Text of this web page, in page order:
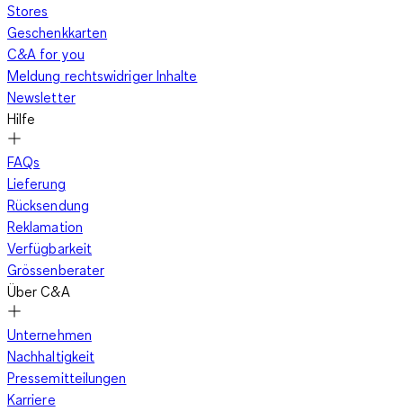
Stores
Geschenkkarten
C&A for you
Meldung rechtswidriger Inhalte
Newsletter
Hilfe
FAQs
Lieferung
Rücksendung
Reklamation
Verfügbarkeit
Grössenberater
Über C&A
Unternehmen
Nachhaltigkeit
Pressemitteilungen
Karriere